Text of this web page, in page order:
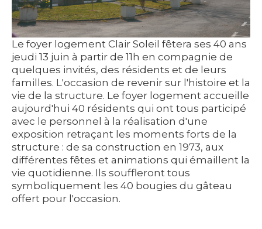
Le foyer logement Clair Soleil fêtera ses 40 ans
jeudi 13 juin à partir de 11h en compagnie de
quelques invités, des résidents et de leurs
familles. L'occasion de revenir sur l'histoire et la
vie de la structure. Le foyer logement accueille
aujourd'hui 40 résidents qui ont tous participé
avec le personnel à la réalisation d'une
exposition retraçant les moments forts de la
structure : de sa construction en 1973, aux
différentes fêtes et animations qui émaillent la
vie quotidienne. Ils souffleront tous
symboliquement les 40 bougies du gâteau
offert pour l'occasion.